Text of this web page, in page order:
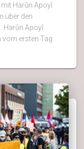
Harûn Apoyî
über den
Harûn Apoyî
vom ersten Tag